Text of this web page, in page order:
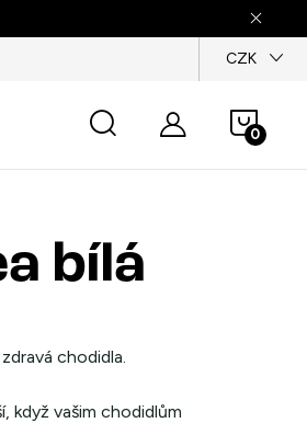
CZK
košík
bílá
chodidla.
když vašim chodidlům